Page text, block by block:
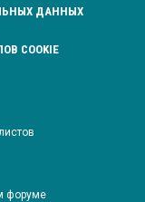
ДАННЫХ
COOKIE
форуме